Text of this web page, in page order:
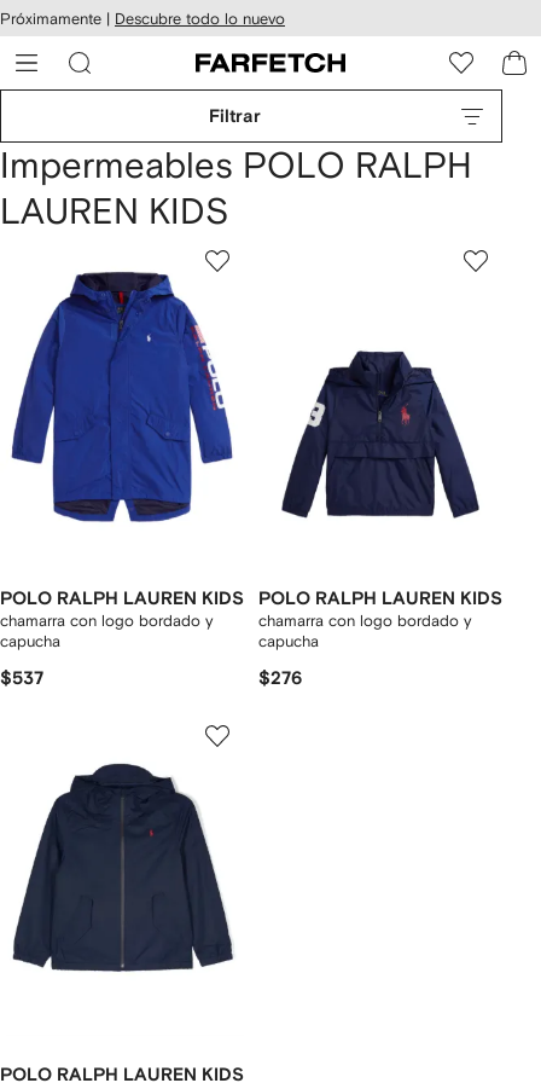
al
Próximamente | Descubre todo lo nuevo
Filtrar
Impermeables POLO RALPH
LAUREN KIDS
POLO RALPH LAUREN KIDS
chamarra con logo bordado y
capucha
$537
POLO RALPH LAUREN KIDS
chamarra con logo bordado y
capucha
$276
POLO RALPH LAUREN KIDS